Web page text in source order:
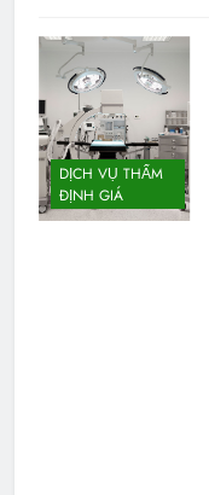
DỊCH VỤ THẨM
ĐỊNH GIÁ